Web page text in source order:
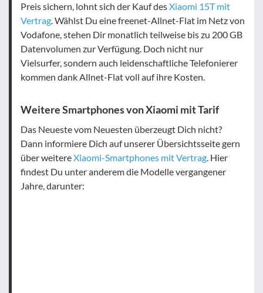
Preis sichern, lohnt sich der Kauf desXiaomi 15T mit
Vertrag. Wählst Du eine freenet-Allnet-Flat im Netz von
Vodafone, stehen Dir monatlich teilweise bis zu 200 GB
Datenvolumen zur Verfügung. Doch nicht nur
Vielsurfer, sondern auch leidenschaftliche Telefonierer
kommen dank Allnet-Flat voll auf ihre Kosten.
Weitere Smartphones von Xiaomi mit Tarif
Das Neueste vom Neuesten überzeugt Dich nicht?
Dann informiere Dich auf unserer Übersichtsseite gern
über weitereXiaomi-Smartphones mit Vertrag. Hier
findest Du unter anderem die Modelle vergangener
Jahre, darunter: